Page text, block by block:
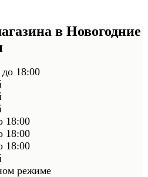
в Новогодние
до 18:00
18:00
18:00
18:00
режиме